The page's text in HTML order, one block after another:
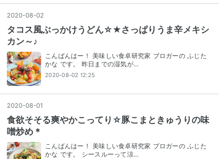
2020-08-02
タコス風ぶっかけうどん☆★さっぱりうま辛メキシ
カン～♪
こんばんはー！ 美味しい食卓研究家 ブロガーの ふじた
かな です。 昨日までの湿気が…
2020-08-02 12:25
2020-08-01
食欲そそる爽やかこってり☆豚こまときゅうりの味
噌炒め＊
こんばんはー！ 美味しい食卓研究家 ブロガーの ふじた
かな です。 シースルーって涼…